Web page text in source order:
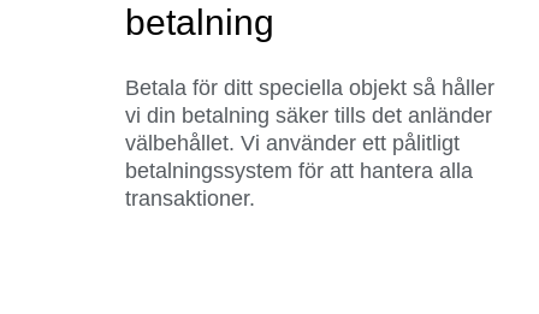
betalning
Betala för ditt speciella objekt så håller
vi din betalning säker tills det anländer
välbehållet. Vi använder ett pålitligt
betalningssystem för att hantera alla
transaktioner.